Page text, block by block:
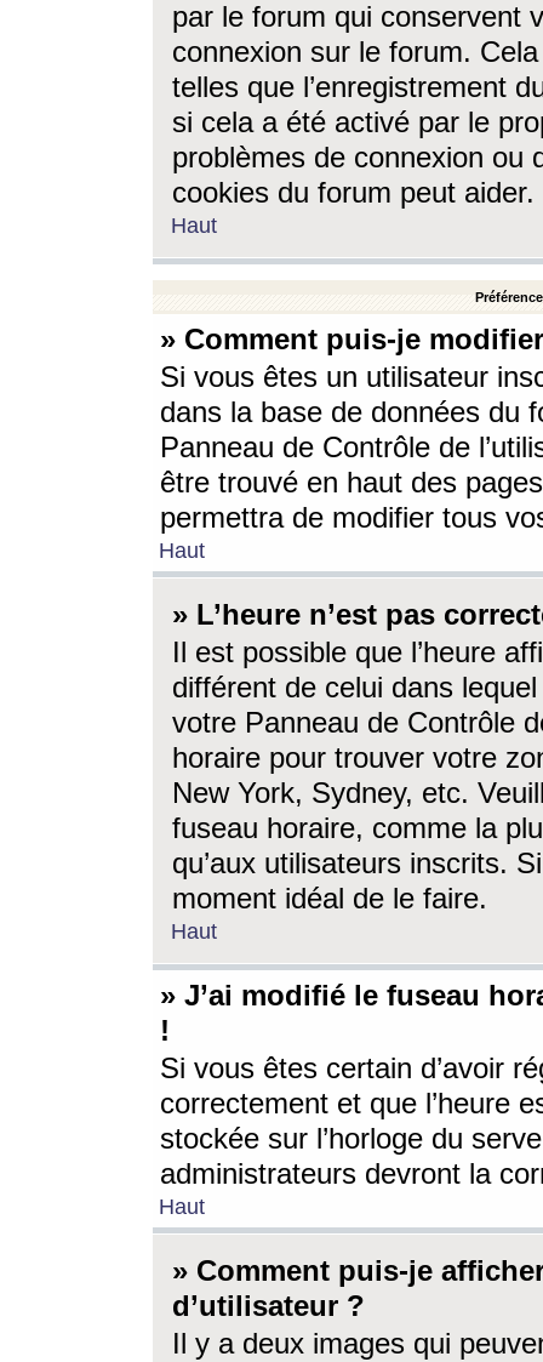
par le forum qui conservent
connexion sur le forum.
telles que l’enregistrement
si cela a été activé par le
problèmes de connexion ou
cookies du forum peut aider.
Haut
» Comment puis-je
Si vous êtes un utilisateur
dans la base de données du
Panneau de Contrôle de
être trouvé en haut des
permettra de modifier tous
Haut
» L’heure n’est pas
Il est possible que l’heure
différent de celui dans
votre Panneau de Contrôle
horaire pour trouver votre
New York, Sydney, etc.
fuseau horaire, comme la
qu’aux utilisateurs inscrits.
moment idéal de le faire.
Haut
» J’ai modifié le fuseau
!
Si vous êtes certain d’avoir
correctement et que l’heure
stockée sur l’horloge du
administrateurs devront la
Haut
» Comment puis-je
d’utilisateur ?
Il y a deux images qui